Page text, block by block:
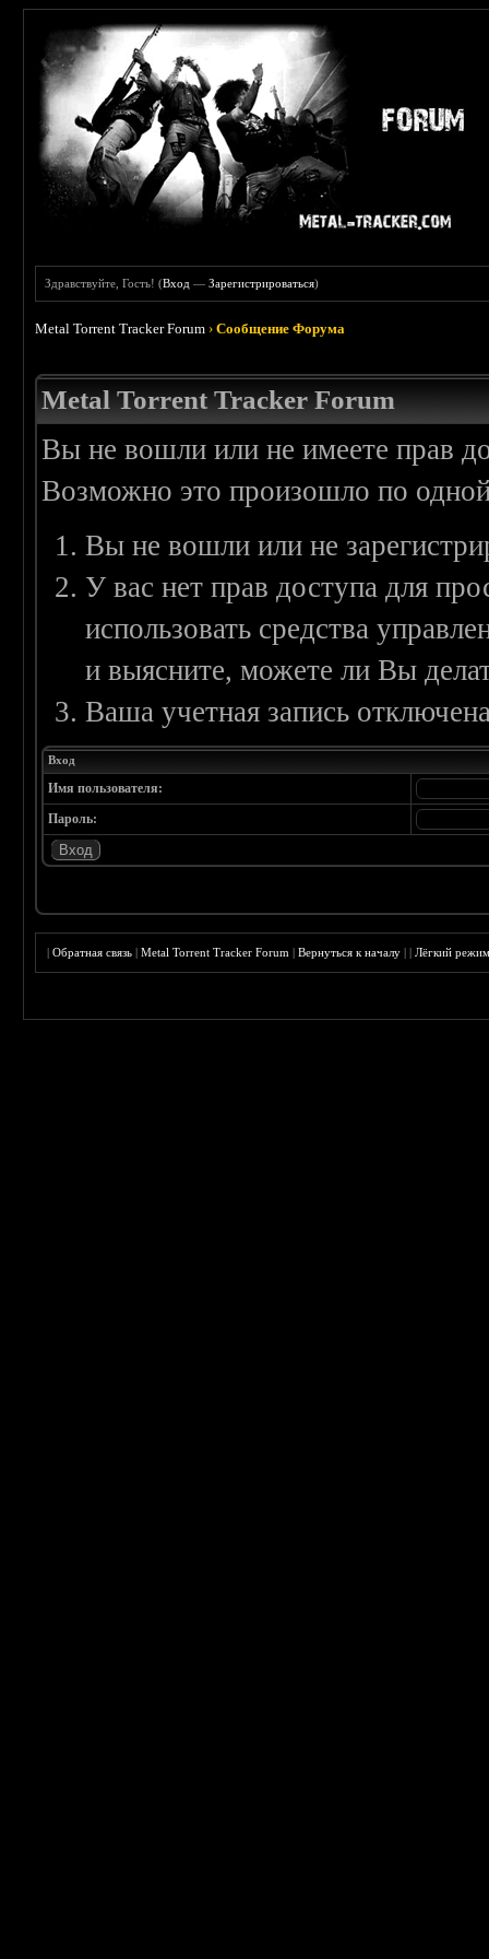
Здравствуйте, Гость! (Вход —Зарегистрироваться)
Metal Torrent Tracker Forum ›Сообщение Форума
Metal Torrent Tracker Forum
Вы не вошли или не имеете прав
Возможно это произошло по
Вы не вошли или не
У вас нет прав доступа для
использовать средства
и выясните, можете ли Вы
Ваша учетная запись
Вход
Имя пользователя:
Пароль:
|Обратная связь |Metal Torrent Tracker Forum |Вернуться к началу ||Лёгкий